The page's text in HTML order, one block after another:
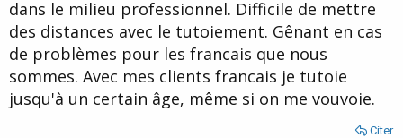
dans le milieu professionnel. Difficile de mettre
des distances avec le tutoiement. Gênant en cas
de problèmes pour les francais que nous
sommes. Avec mes clients francais je tutoie
jusqu'à un certain âge, même si on me vouvoie.
Citer